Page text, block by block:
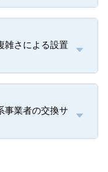
雑さによる設置
事業者の交換サ